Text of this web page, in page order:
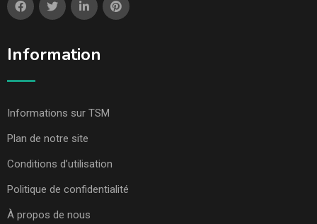
Information
Informations sur TSM
Plan de notre site
Conditions d’utilisation
Politique de confidentialité
À propos de nous